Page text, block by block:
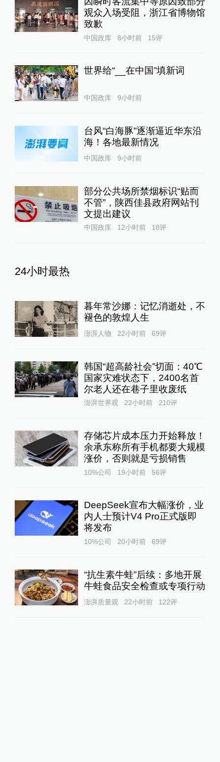
观众入场受阻，浙江省博物馆
致歉
中国政库 8小时前 15评
世界给“__在中国”填新词
中国政库 9小时前
台风“白海豚”逐渐逼近华东沿
海！各地最新情况
中国政库 9小时前
部分公共场所禁烟标识“贴而
不管”，陕西佳县政府网站刊
文提出建议
中国政库 12小时前 18评
24小时最热
暮年常沙娜：记忆消逝处，不
褪色的敦煌人生
澎湃人物 22小时前 69评
韩国“超高龄社会”切面：40℃
国家灾难状态下，2400名首
尔老人还在巷子里收废纸
澎湃世界观 22小时前 210评
存储芯片成本压力开始释放！
余承东称所有手机都要大规模
涨价，否则就是亏损销售
10%公司 19小时前 56评
DeepSeek宣布大幅涨价，业
内人士预计V4 Pro正式版即
将发布
10%公司 20小时前 69评
“抗生素牛蛙”后续：多地开展
牛蛙食品安全检查或专项行动
澎湃质量观 22小时前 122评